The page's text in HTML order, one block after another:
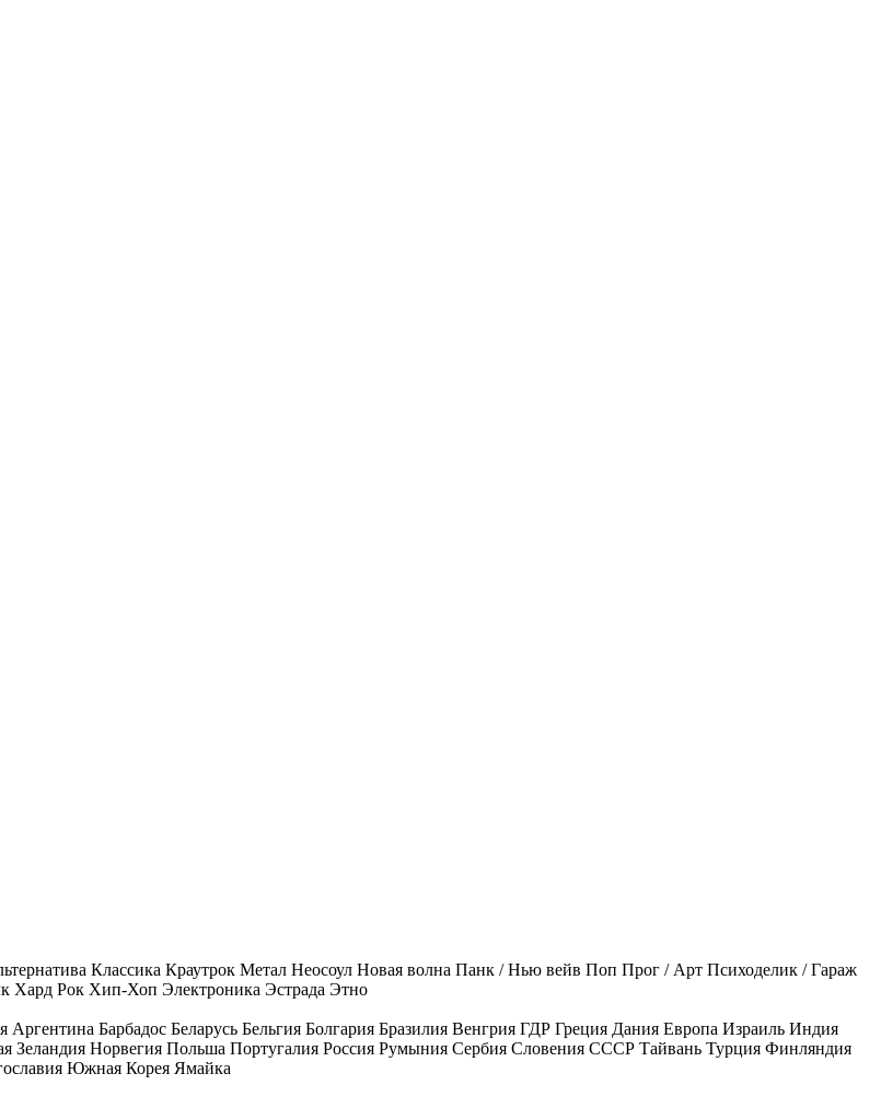
Классика Краутрок Метал Неосоул Новая волна Панк / Нью вейв Поп Прог / Арт Психоделик / Гараж
Хард Рок Хип-Хоп Электроника Эстрада Этно
Аргентина Барбадос Беларусь Бельгия Болгария Бразилия Венгрия ГДР Греция Дания Европа Израиль Индия
Зеландия Норвегия Польша Португалия Россия Румыния Сербия Словения СССР Тайвань Турция Финляндия
Южная Корея Ямайка